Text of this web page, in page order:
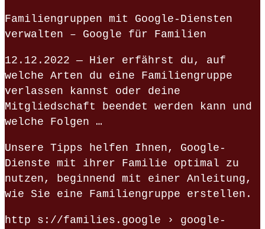
Familiengruppen mit Google-Diensten
verwalten – Google für Familien
12.12.2022 — Hier erfährst du, auf
welche Arten du eine Familiengruppe
verlassen kannst oder deine
Mitgliedschaft beendet werden kann und
welche Folgen …
Unsere Tipps helfen Ihnen, Google-
Dienste mit ihrer Familie optimal zu
nutzen, beginnend mit einer Anleitung,
wie Sie eine Familiengruppe erstellen.
http s://families.google › google-